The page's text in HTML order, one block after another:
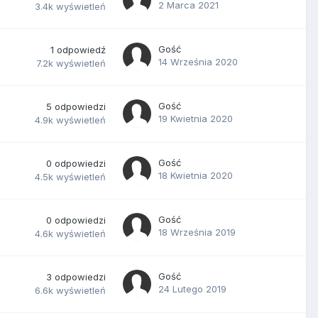
3.4k wyświetleń 2 Marca 2021
1 odpowiedź
7.2k wyświetleń
Gość
14 Września 2020
5 odpowiedzi
4.9k wyświetleń
Gość
19 Kwietnia 2020
0 odpowiedzi
4.5k wyświetleń
Gość
18 Kwietnia 2020
0 odpowiedzi
4.6k wyświetleń
Gość
18 Września 2019
3 odpowiedzi
6.6k wyświetleń
Gość
24 Lutego 2019